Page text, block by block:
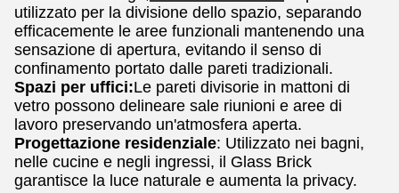
utilizzato per la divisione dello spazio, separando
efficacemente le aree funzionali mantenendo una
sensazione di apertura, evitando il senso di
confinamento portato dalle pareti tradizionali.
Spazi per uffici:Le pareti divisorie in mattoni di
vetro possono delineare sale riunioni e aree di
lavoro preservando un'atmosfera aperta.
Progettazione residenziale: Utilizzato nei bagni,
nelle cucine e negli ingressi, il Glass Brick
garantisce la luce naturale e aumenta la privacy.